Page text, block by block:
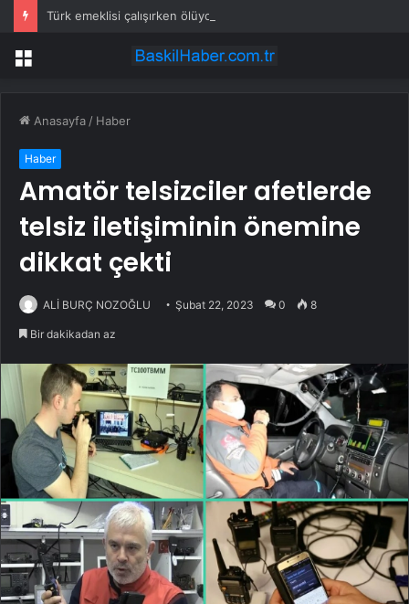
Türk emeklisi çalışırken ölüyor
Menü
Anasayfa / Haber
Haber
Amatör telsizciler afetlerde
telsiz iletişiminin önemine
dikkat çekti
ALİ BURÇ NOZOĞLU Şubat 22, 2023 0 8
Bir dakikadan az